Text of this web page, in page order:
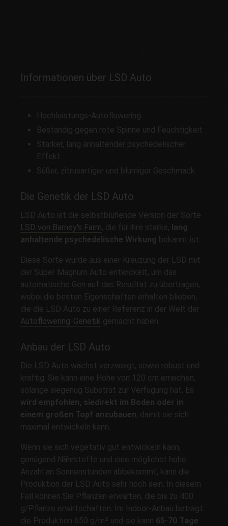
Informationen über LSD Auto
Hochleistungs-Autoflowering
Beständig gegen rote Spinne und Feuchtigkeit
Starker, lang anhaltender psychedelischer
Effekt
Süßer, zitrusartiger und blumiger Geschmack
Die Genetik der LSD Auto
LSD Auto ist die selbstblühende Version der Sorte
LSD von Barney's Farm, die für ihre starke, lang
anhaltende psychedelische Wirkung bekannt ist.
Diese Sorte wurde aus einer Kreuzung der LSD mit
der Super Magnum Auto entwickelt, um das
automatische Gen auf das Resultat zu übertragen,
wobei die besten Eigenschaften erhalten blieben,
die die LSD Auto zu einer Referenz in der Welt der
Autoflowering-Genetik gemacht haben.
Anbau der LSD Auto
Die LSD Auto wächst verzweigt, sowie robust und
kräftig. Sie kann eine Höhe von 120 cm erreichen,
solange siegenug Substrat zur Verfügung hat. Es
wird empfohlen, siedirekt im Boden oder in
einem großen Topf anzubauen, damit sie sich
maximal entwickeln kann.
Wenn sie sich vegetativ gut entwickeln kann,
genügend Nährstoffe und eine möglichst hohe
Anzahl an Sonnenstunden abbekommt, kann die
Produktion der LSD Auto sehr hoch sein. In diesem
Fall können Sie Pflanzen erwarten, die bis zu 400
g/Pflanze erwirtschaften. Im Indoor-Anbau beträgt
die Produktion 650 g/m² und sie kann 65-70 Tage